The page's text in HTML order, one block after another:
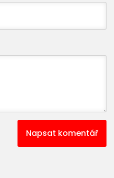
Napsat komentář